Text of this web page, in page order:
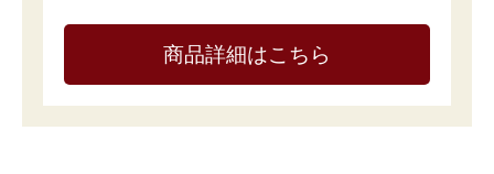
商品詳細はこちら